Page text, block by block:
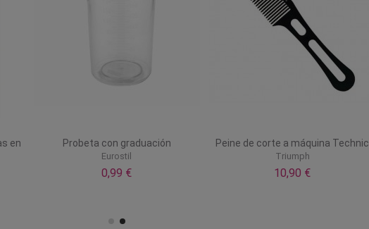
en
Probeta con graduación
Eurostil
0,99 €
Peine de corte a máquina Technic
Triumph
10,90 €